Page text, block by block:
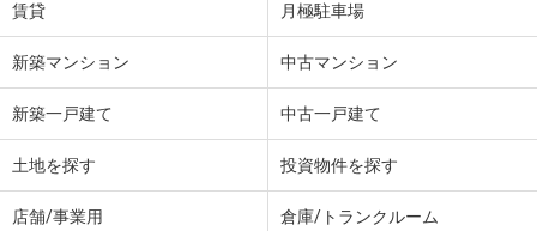
賃貸 月極駐車場
新築マンション 中古マンション
新築一戸建て 中古一戸建て
土地を探す 投資物件を探す
店舗/事業用 倉庫/トランクルーム